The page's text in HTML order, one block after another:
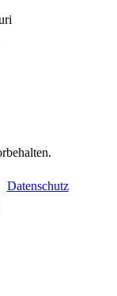
Datenschutz